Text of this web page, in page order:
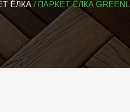
ЁЛКА / ПАРКЕТ ЁЛКА